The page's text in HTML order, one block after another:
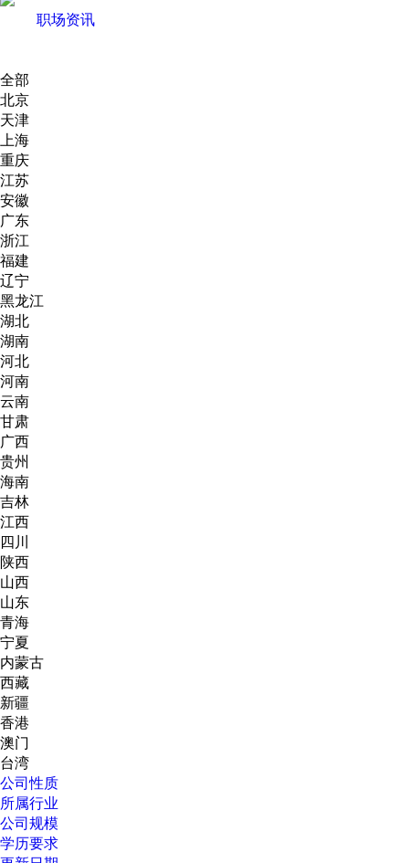
职场资讯
全部
北京
天津
上海
重庆
江苏
安徽
广东
浙江
福建
辽宁
黑龙江
湖北
湖南
河北
河南
云南
甘肃
广西
贵州
海南
吉林
江西
四川
陕西
山西
山东
青海
宁夏
内蒙古
西藏
新疆
香港
澳门
台湾
公司性质
所属行业
公司规模
学历要求